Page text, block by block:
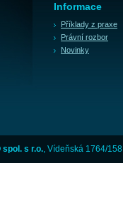
Informace
Příklady z praxe
Právní rozbor
Novinky
spol. s r.o. , Vídeňská 1764/